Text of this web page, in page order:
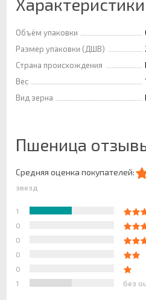
Характеристики
Объём упаковки
Размер упаковки (ДШВ)
Страна происхождения
Вес
Вид зерна
Пшеница
Средняя оценка покупателей:
звезд
1
0
0
0
0
1
без